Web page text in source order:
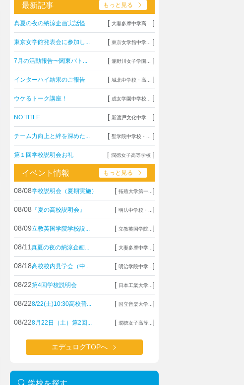
最新記事 もっと見る
真夏の夜の納涼企画実話怪... [ 大妻多摩中学高... ]
東京女学館発表会に参加し... [ 東京女学館中学... ]
7月の活動報告〜関東バト... [ 瀧野川女子学園... ]
インターハイ結果のご報告 [ 城北中学校・高... ]
ウケるトーク講座！ [ 成女学園中学校... ]
NO TITLE [ 新渡戸文化中学... ]
チーム力向上と絆を深めた... [ 聖学院中学校・... ]
第１回学校説明会お礼 [ 潤徳女子高等学校 ]
イベント情報 もっと見る
08/08学校説明会（夏期実施） [ 拓殖大学第一... ]
08/08 『夏の高校説明会』 [ 明法中学校・... ]
08/09立教英国学院学校説... [ 立教英国学院... ]
08/11 真夏の夜の納涼企画... [ 大妻多摩中学... ]
08/18高校校内見学会（中... [ 明治学院中学... ]
08/22第4回学校説明会 [ 日本工業大学... ]
08/228/22(土)10:30高校普... [ 国立音楽大学... ]
08/228月22日（土）第2回... [ 潤徳女子高等... ]
エデュログTOPへ
学校を探す